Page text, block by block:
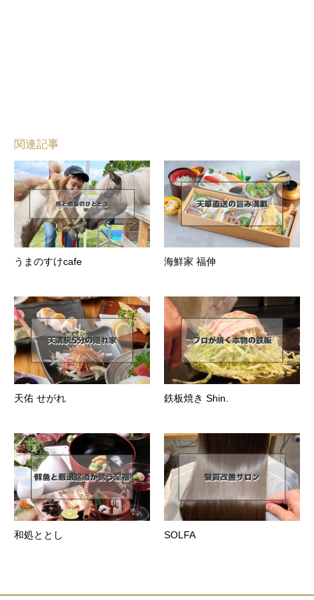
関連記事
うまのすけcafe 海鮮家 福伸
天佑 せがれ 鉄板焼き Shin.
和処ととし SOLFA